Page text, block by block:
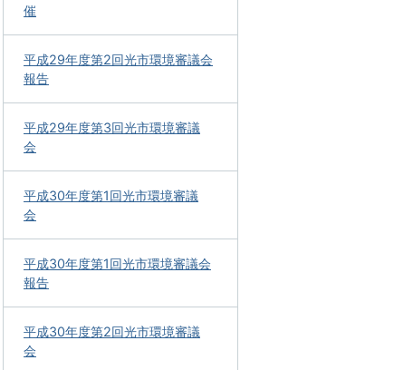
催
平成29年度第2回光市環境審議会
報告
平成29年度第3回光市環境審議
会
平成30年度第1回光市環境審議
会
平成30年度第1回光市環境審議会
報告
平成30年度第2回光市環境審議
会